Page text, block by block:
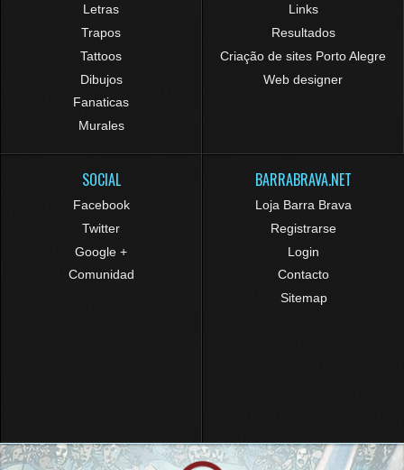
Letras
Trapos
Tattoos
Dibujos
Fanaticas
Murales
Links
Resultados
Criação de sites Porto Alegre
Web designer
SOCIAL
Facebook
Twitter
Google +
Comunidad
BARRABRAVA.NET
Loja Barra Brava
Registrarse
Login
Contacto
Sitemap